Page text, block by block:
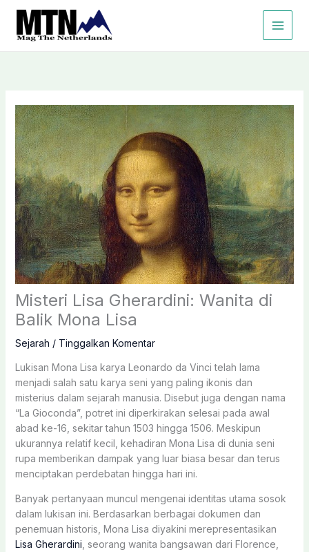
konten
Misteri Lisa Gherardini: Wanita di
Balik Mona Lisa
Sejarah / Tinggalkan Komentar
Lukisan Mona Lisa karya Leonardo da Vinci telah lama
menjadi salah satu karya seni yang paling ikonis dan
misterius dalam sejarah manusia. Disebut juga dengan nama
“La Gioconda”, potret ini diperkirakan selesai pada awal
abad ke-16, sekitar tahun 1503 hingga 1506. Meskipun
ukurannya relatif kecil, kehadiran Mona Lisa di dunia seni
rupa memberikan dampak yang luar biasa besar dan terus
menciptakan perdebatan hingga hari ini.
Banyak pertanyaan muncul mengenai identitas utama sosok
dalam lukisan ini. Berdasarkan berbagai dokumen dan
penemuan historis, Mona Lisa diyakini merepresentasikan
Lisa Gherardini , seorang wanita bangsawan dari Florence,